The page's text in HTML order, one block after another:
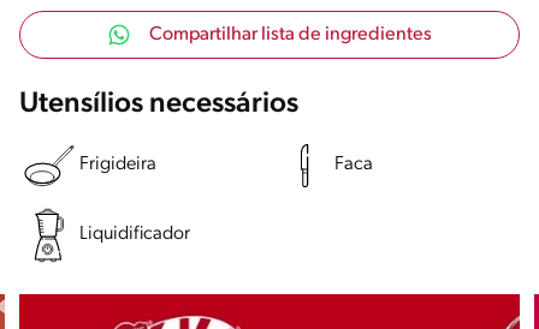
Compartilhar lista de ingredientes
Utensílios necessários
Frigideira Faca
Liquidificador